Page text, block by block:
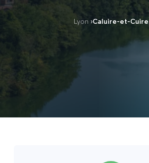
Lyon ›Caluire-et-Cuire